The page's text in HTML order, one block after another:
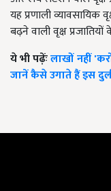
यह प्रणाली
बढ़ने वाली वृक्ष
ये भी पढ़ेंःलाखों नहीं
जानें कैसे उगाते हैं इस